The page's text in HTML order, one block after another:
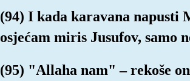
(94) I kada karavana
osjećam miris Jusufov, samo
(95) "Allaha nam" – rekoše